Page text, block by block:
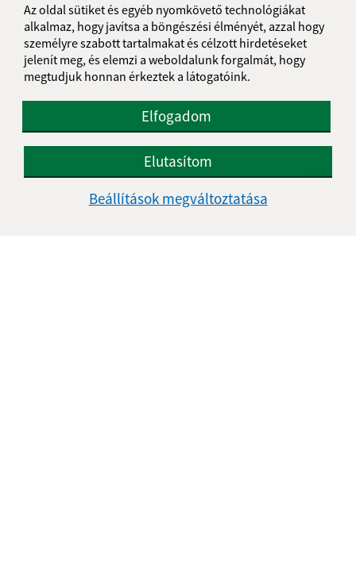
Az oldal sütiket és egyéb nyomkövető technológiákat
alkalmaz, hogy javítsa a böngészési élményét, azzal hogy
személyre szabott tartalmakat és célzott hirdetéseket
jelenít meg, és elemzi a weboldalunk forgalmát, hogy
megtudjuk honnan érkeztek a látogatóink.
Elfogadom
Elutasítom
Beállítások megváltoztatása
Az oldalról:
Szerzői jog